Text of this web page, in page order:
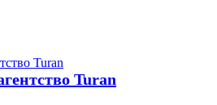
Turan